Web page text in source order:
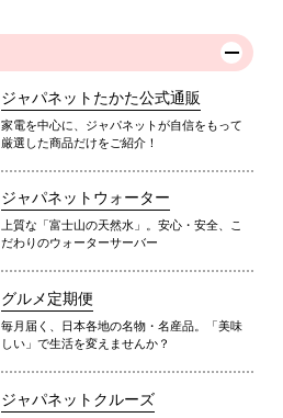
ジャパネットたかた公式通販
家電を中心に、ジャパネットが自信をもって
厳選した商品だけをご紹介！
ジャパネットウォーター
上質な「富士山の天然水」。安心・安全、こ
だわりのウォーターサーバー
グルメ定期便
毎月届く、日本各地の名物・名産品。「美味
しい」で生活を変えませんか？
ジャパネットクルーズ